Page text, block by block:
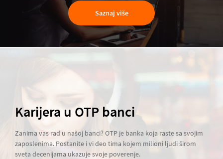
Saznaj više
Karijera u OTP banci
Zanima vas rad u našoj banci? OTP je banka koja raste sa svojim
zaposlenima. Postanite i vi deo tima kojem milioni ljudi širom
sveta decenijama ukazuje svoje poverenje.